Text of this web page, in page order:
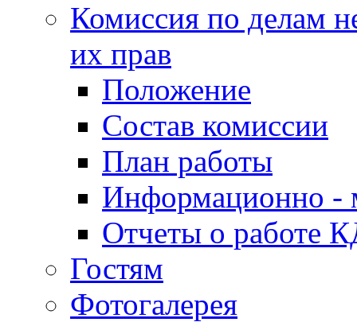
Комиссия по делам
их прав
Положение
Состав комиссии
План работы
Информационно -
Отчеты о работе
Гостям
Фотогалерея